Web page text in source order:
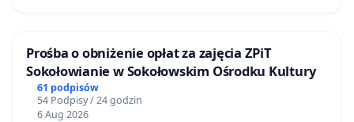
Prośba o obniżenie opłat za zajęcia ZPiT
Sokołowianie w Sokołowskim Ośrodku Kultury
61 podpisów
54 Podpisy / 24 godzin
6 Aug 2026